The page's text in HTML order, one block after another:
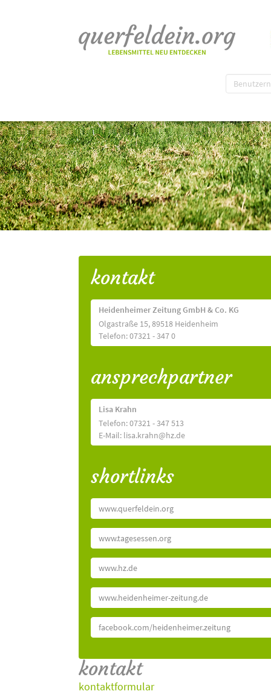
kontakt
Heidenheimer Zeitung GmbH & Co. KG
Olgastraße 15, 89518 Heidenheim
Telefon: 07321 - 347 0
ansprechpartner
Lisa Krahn
Telefon: 07321 - 347 513
E-Mail: lisa.krahn@hz.de
shortlinks
www.querfeldein.org
www.tagesessen.org
www.hz.de
www.heidenheimer-zeitung.de
facebook.com/heidenheimer.zeitung
kontakt
kontaktformular